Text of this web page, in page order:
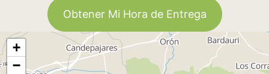
Obtener Mi Hora de Entrega
+
−